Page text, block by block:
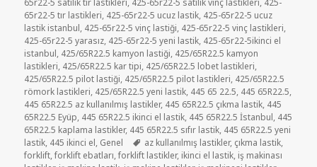
65r22-5 satılık tır lastikleri, 425-65r22-5 satılık vinç lastikleri, 425-
65r22-5 tır lastikleri, 425-65r22-5 ucuz lastik, 425-65r22-5 ucuz
lastik istanbul, 425-65r22-5 vinç lastiği, 425-65r22-5 vinç lastikleri,
425-65r22-5 yarasız, 425-65r22-5 yeni lastik, 425-65r22-5ikinci el
istanbul, 425/65R22.5 kamyon lastiği, 425/65R22.5 kamyon
lastikleri, 425/65R22.5 kar tipi, 425/65R22.5 lobet lastikleri,
425/65R22.5 pilot lastiği, 425/65R22.5 pilot lastikleri, 425/65R22.5
römork lastikleri, 425/65R22.5 yeni lastik, 445 65 22.5, 445 65R22.5,
445 65R22.5 az kullanılmış lastikler, 445 65R22.5 çıkma lastik, 445
65R22.5 Eyüp, 445 65R22.5 ikinci el lastik, 445 65R22.5 İstanbul, 445
65R22.5 kaplama lastikler, 445 65R22.5 sıfır lastik, 445 65R22.5 yeni
lastik, 445 ikinci el, Genel Etiketler
az kullanılmış lastikler, çıkma lastik,
forklift,forklift ebatları,forklift lastikler, ikinci el lastik, iş makinası